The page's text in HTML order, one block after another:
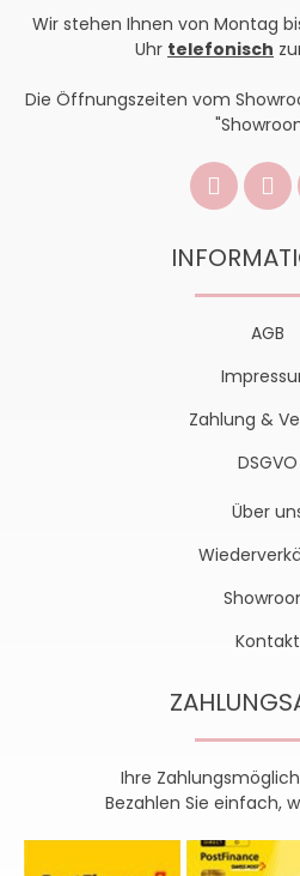
Wir stehen Ihnen von Montag
Uhr telefonisch
Die Öffnungszeiten vom
AGB
Zahlung &
DSGVO
Über
Kontakt
Ihre
Bezahlen Sie einfach,